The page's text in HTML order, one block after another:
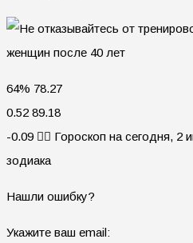
64% 78.27
0.52 89.18
-0.09 🧙‍♀ Гороскоп на сегодня, 2
зодиака
Нашли ошибку?
Укажите ваш email: